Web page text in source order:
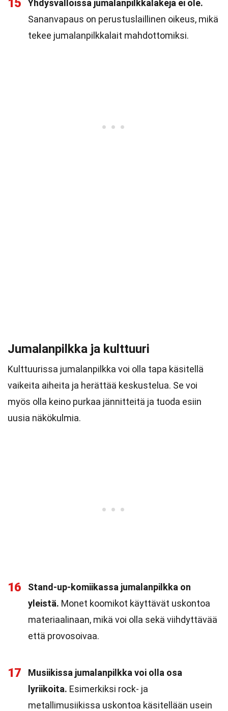
15
Yhdysvalloissa jumalanpilkkalakeja ei ole.
Sananvapaus on perustuslaillinen oikeus, mikä
tekee jumalanpilkkalait mahdottomiksi.
Jumalanpilkka ja kulttuuri
Kulttuurissa jumalanpilkka voi olla tapa käsitellä
vaikeita aiheita ja herättää keskustelua. Se voi
myös olla keino purkaa jännitteitä ja tuoda esiin
uusia näkökulmia.
16
Stand-up-komiikassa jumalanpilkka on
yleistä. Monet koomikot käyttävät uskontoa
materiaalinaan, mikä voi olla sekä viihdyttävää
että provosoivaa.
17
Musiikissa jumalanpilkka voi olla osa
lyriikoita. Esimerkiksi rock- ja
metallimusiikissa uskontoa käsitellään usein